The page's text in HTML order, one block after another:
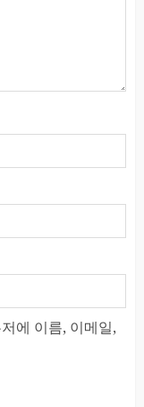
에 이름, 이메일,